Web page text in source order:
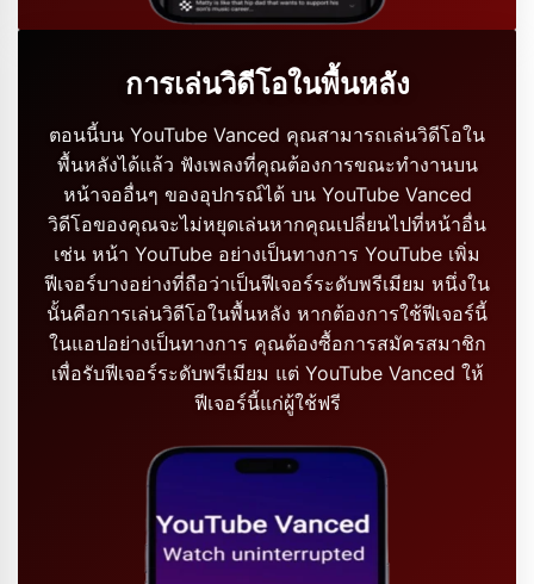
การเล่นวิดีโอในพื้นหลัง
ตอนนี้บน YouTube Vanced คุณสามารถเล่นวิดีโอใน
พื้นหลังได้แล้ว ฟังเพลงที่คุณต้องการขณะทำงานบน
หน้าจออื่นๆ ของอุปกรณ์ได้ บน YouTube Vanced
วิดีโอของคุณจะไม่หยุดเล่นหากคุณเปลี่ยนไปที่หน้าอื่น
เช่น หน้า YouTube อย่างเป็นทางการ YouTube เพิ่ม
ฟีเจอร์บางอย่างที่ถือว่าเป็นฟีเจอร์ระดับพรีเมียม หนึ่งใน
นั้นคือการเล่นวิดีโอในพื้นหลัง หากต้องการใช้ฟีเจอร์นี้
ในแอปอย่างเป็นทางการ คุณต้องซื้อการสมัครสมาชิก
เพื่อรับฟีเจอร์ระดับพรีเมียม แต่ YouTube Vanced ให้
ฟีเจอร์นี้แก่ผู้ใช้ฟรี